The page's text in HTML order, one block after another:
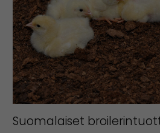
Suomalaiset